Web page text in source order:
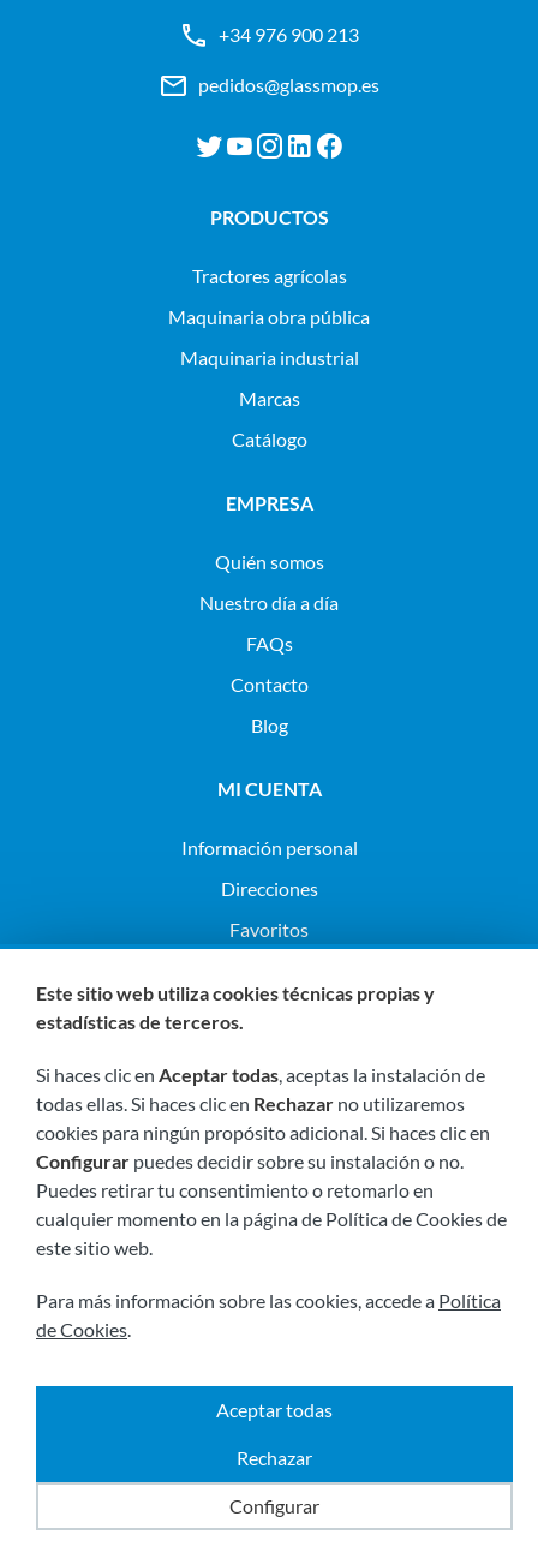
+34 976 900 213
pedidos@glassmop.es
PRODUCTOS
tractores agrícolas
maquinaria obra pública
maquinaria industrial
Marcas
Catálogo
EMPRESA
Quién somos
Nuestro día a día
FAQs
Contacto
Blog
MI CUENTA
Información personal
Direcciones
Favoritos
Somos miembros de:
Visítanos próximamente en:
2026 © Todos los derechos reservados.
devoluciones |Aviso legal |Términos y condiciones |
Este sitio web utiliza cookies técnicas propias y
estadísticas de terceros.
Si haces clic en Aceptar todas, aceptas la instalación de
todas ellas. Si haces clic en Rechazar no utilizaremos
cookies para ningún propósito adicional. Si haces clic en
Configurar puedes decidir sobre su instalación o no.
Puedes retirar tu consentimiento o retomarlo en
cualquier momento en la página de Política de Cookies de
este sitio web.
Para más información sobre las cookies, accede a Política
de Cookies.
Aceptar todas
Rechazar
Configurar